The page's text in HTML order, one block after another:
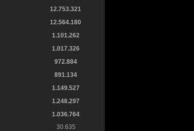
12.753.321
12.564.180
1.101.262
1.017.326
972.884
891.134
1.149.527
1.248.297
1.036.764
30.635